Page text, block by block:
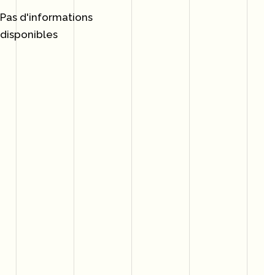
Pas d'informations
disponibles